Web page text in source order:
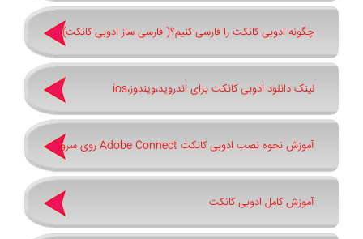
چگونه ادوبی کانکت را فارسی کنیم؟( فارسی ساز ادوبی کانکت)
لینک دانلود ادوبی کانکت برای اندروید،ویندوز،ios
آموزش نحوه نصب ادوبی کانکت Adobe Connect روی سرور
آموزش کامل ادوبی کانکت